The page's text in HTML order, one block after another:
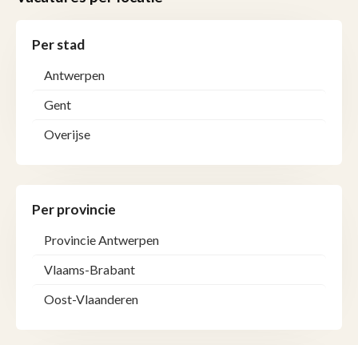
Per stad
Antwerpen
Gent
Overijse
Per provincie
Provincie Antwerpen
Vlaams-Brabant
Oost-Vlaanderen